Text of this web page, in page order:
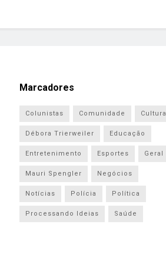
Marcadores
Colunistas Comunidade Cultura
Débora Trierweiler Educação
Entretenimento Esportes Geral
Mauri Spengler Negócios
Notícias Polícia Política
Processando Ideias Saúde